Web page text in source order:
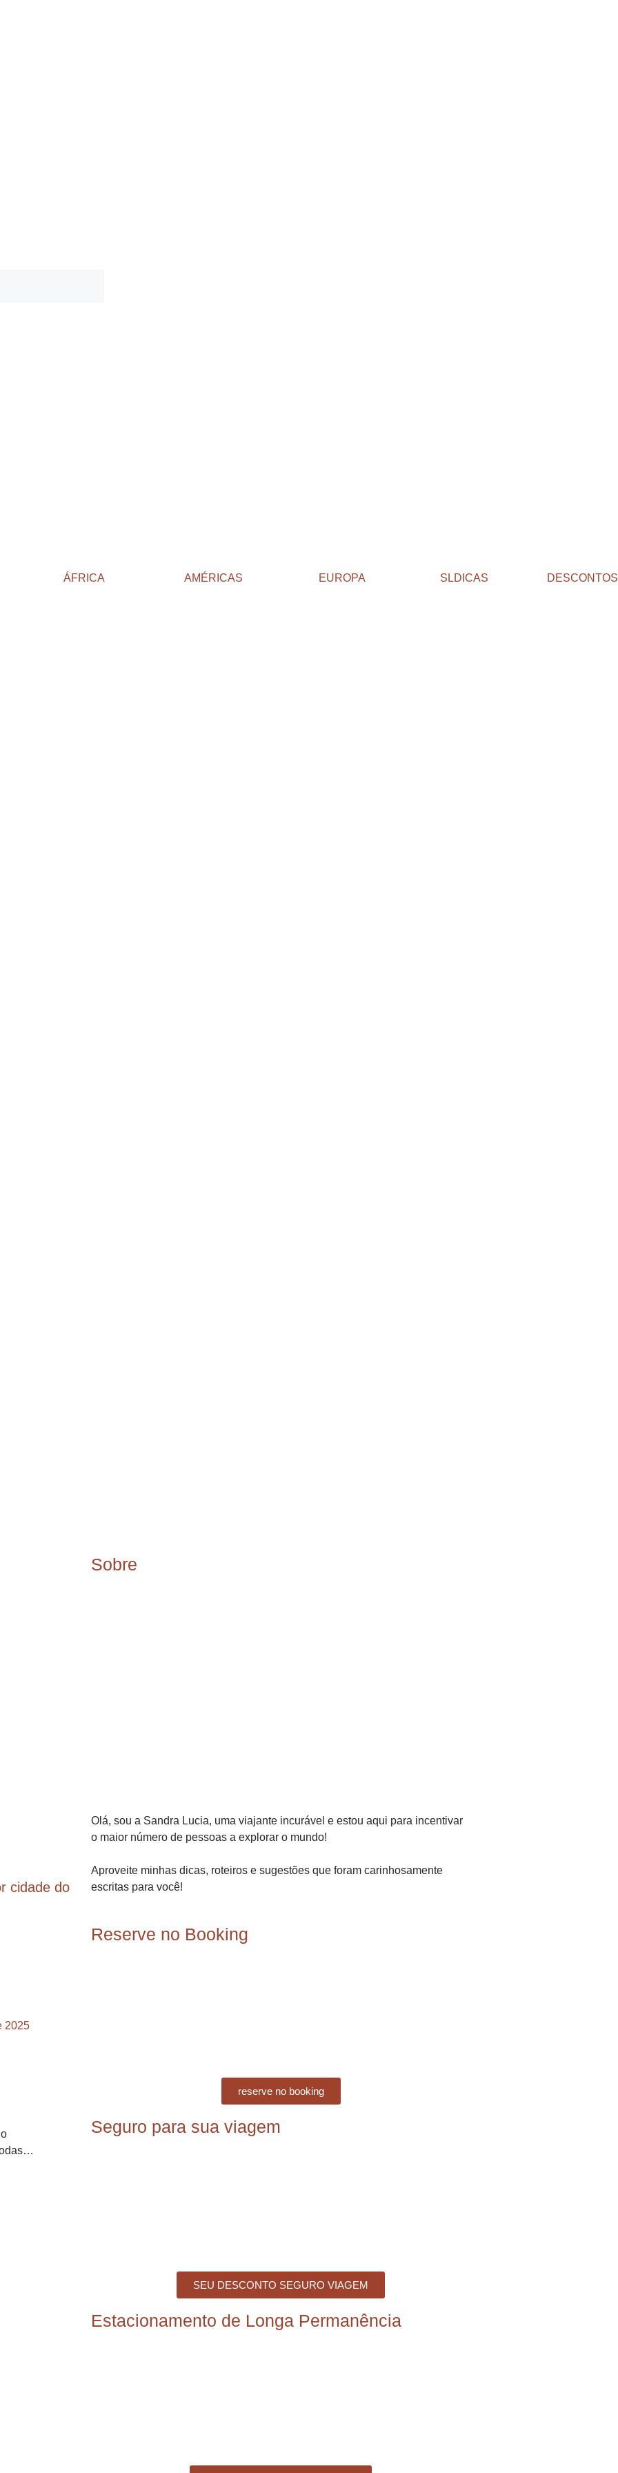
ÁFRICA AMÉRICAS EUROPA SLDICAS DESCONTOS
cidade do
2025
Sobre
Olá, sou a Sandra Lucia, uma viajante incurável e estou aqui para incentivar
o maior número de pessoas a explorar o mundo!
Aproveite minhas dicas, roteiros e sugestões que foram carinhosamente
escritas para você!
Reserve no Booking
reserve no booking
Seguro para sua viagem
SEU DESCONTO SEGURO VIAGEM
Estacionamento de Longa Permanência